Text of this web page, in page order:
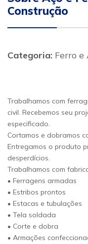
Construção
Categoria: Ferro e
Trabalhamos com
civil. Recebemos seu
especificado.
Cortamos e dobramos
Entregamos o produto
desperdícios.
Trabalhamos com
• Ferragens armadas
• Estribos prontos
• Estacas e tubulações
• Tela soldada
• Corte e dobra
• Armações